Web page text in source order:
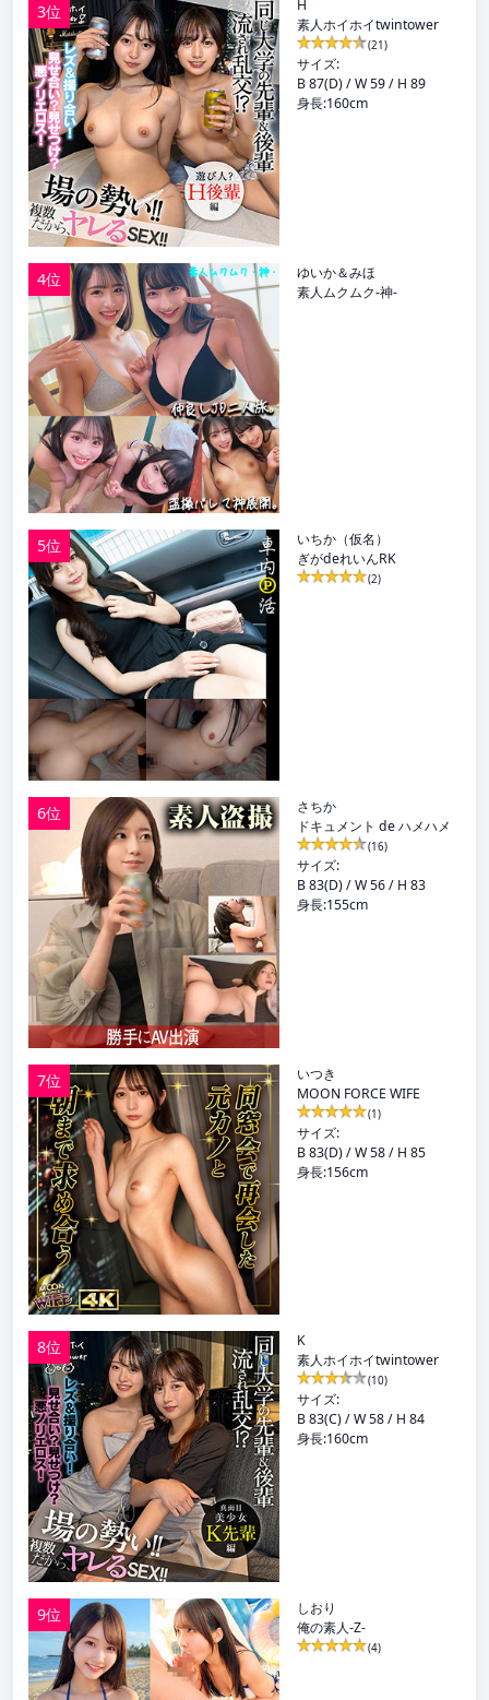
3位
H
素人ホイホイtwintower
(21)
サイズ:
B 87(D) / W 59 / H 89
身長:160cm
4位
ゆいか＆みほ
素人ムクムク-神-
5位
いちか（仮名）
ぎがdeれいんRK
(2)
6位
さちか
ドキュメント de ハメハメ
(16)
サイズ:
B 83(D) / W 56 / H 83
身長:155cm
7位
いつき
MOON FORCE WIFE
(1)
サイズ:
B 83(D) / W 58 / H 85
身長:156cm
8位
K
素人ホイホイtwintower
(10)
サイズ:
B 83(C) / W 58 / H 84
身長:160cm
9位
しおり
俺の素人-Z-
(4)